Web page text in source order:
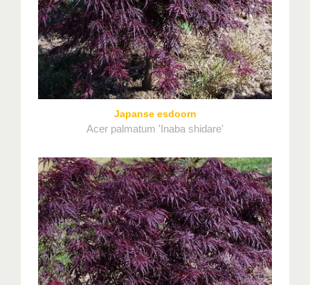
Japanse esdoorn
Acer palmatum 'Inaba shidare'